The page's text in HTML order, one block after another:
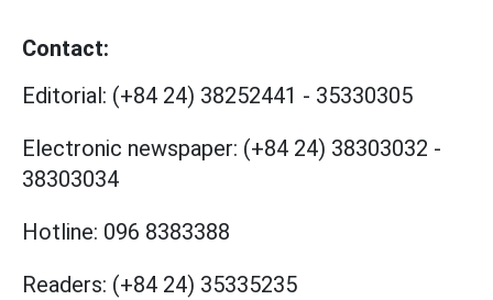
Contact:
Editorial: (+84 24) 38252441 - 35330305
Electronic newspaper: (+84 24) 38303032 -
38303034
Hotline: 096 8383388
Readers: (+84 24) 35335235